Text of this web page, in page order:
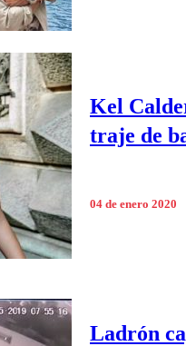
Kel
traje de
04 de enero 2020
Ladrón